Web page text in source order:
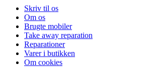
Skriv til os
Om os
Brugte mobiler
Take away reparation
Reparationer
Varer i butikken
Om cookies